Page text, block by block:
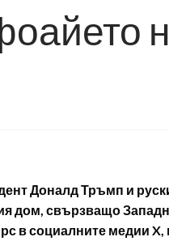
Доналд Тръмп и
дом, свързващо
в социалните медии